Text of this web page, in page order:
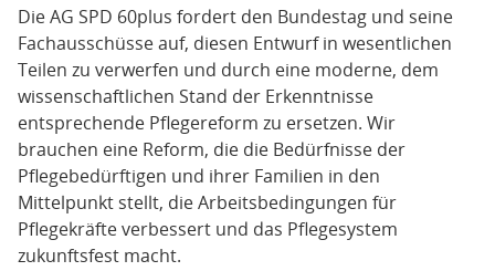
Die AG SPD 60plus fordert den Bundestag und seine
Fachausschüsse auf, diesen Entwurf in wesentlichen
Teilen zu verwerfen und durch eine moderne, dem
wissenschaftlichen Stand der Erkenntnisse
entsprechende Pflegereform zu ersetzen. Wir
brauchen eine Reform, die die Bedürfnisse der
Pflegebedürftigen und ihrer Familien in den
Mittelpunkt stellt, die Arbeitsbedingungen für
Pflegekräfte verbessert und das Pflegesystem
zukunftsfest macht.